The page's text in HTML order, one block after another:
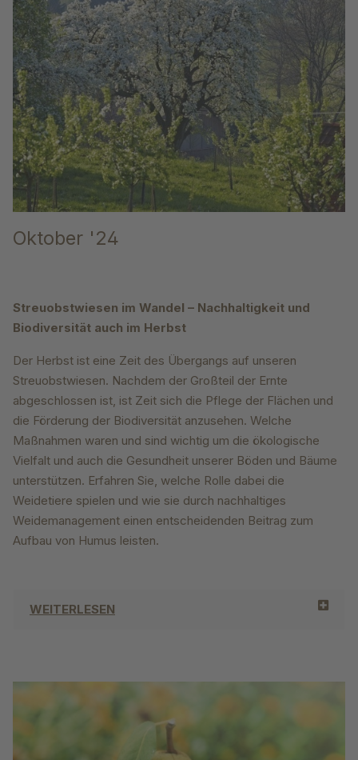
Oktober '24
Streuobstwiesen im Wandel – Nachhaltigkeit und
Biodiversität auch im Herbst
Der Herbst ist eine Zeit des Übergangs auf unseren
Streuobstwiesen. Nachdem der Großteil der Ernte
abgeschlossen ist, ist Zeit sich die Pflege der Flächen und
die Förderung der Biodiversität anzusehen. Welche
Maßnahmen waren und sind wichtig um die ökologische
Vielfalt und auch die Gesundheit unserer Böden und Bäume
unterstützen. Erfahren Sie, welche Rolle dabei die
Weidetiere spielen und wie sie durch nachhaltiges
Weidemanagement einen entscheidenden Beitrag zum
Aufbau von Humus leisten.
WEITERLESEN